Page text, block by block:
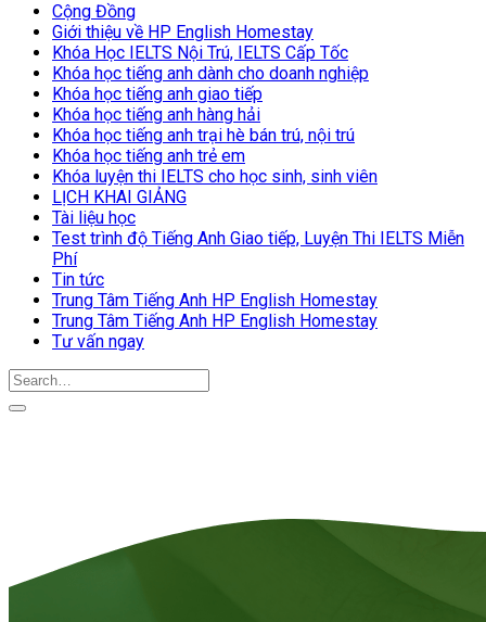
Cộng Đồng
Giới thiệu về HP English Homestay
Khóa Học IELTS Nội Trú, IELTS Cấp Tốc
Khóa học tiếng anh dành cho doanh nghiệp
Khóa học tiếng anh giao tiếp
Khóa học tiếng anh hàng hải
Khóa học tiếng anh trại hè bán trú, nội trú
Khóa học tiếng anh trẻ em
Khóa luyện thi IELTS cho học sinh, sinh viên
LỊCH KHAI GIẢNG
Tài liệu học
Test trình độ Tiếng Anh Giao tiếp, Luyện Thi IELTS Miễn
Phí
Tin tức
Trung Tâm Tiếng Anh HP English Homestay
Trung Tâm Tiếng Anh HP English Homestay
Tư vấn ngay